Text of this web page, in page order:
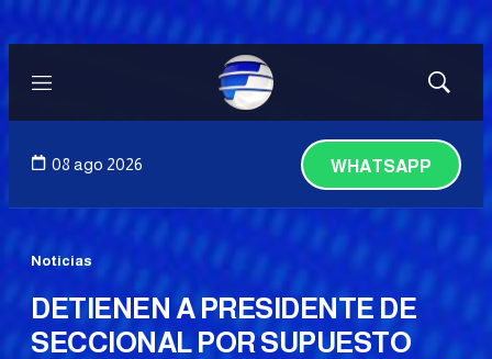
Menú
Mostrar
08 ago 2026 WHATSAPP
Noticias
DETIENEN A PRESIDENTE DE
SECCIONAL POR SUPUESTO